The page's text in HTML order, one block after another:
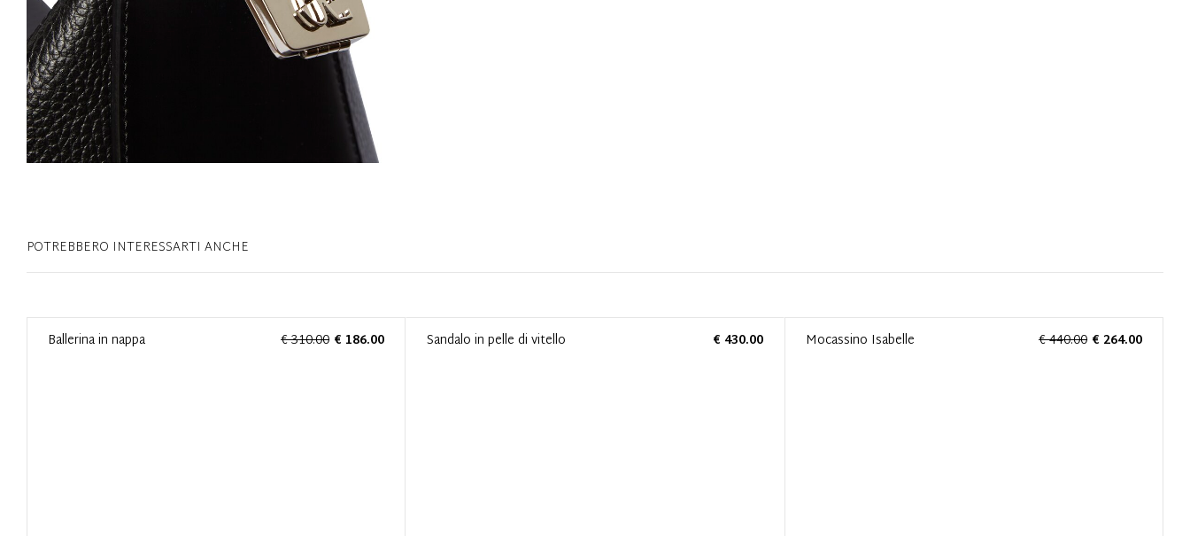
POTREBBERO INTERESSARTI ANCHE
Ballerina in nappa € 310.00 € 186.00 Sandalo in pelle di vitello € 430.00 Mocassino Isabelle € 440.00 € 264.00